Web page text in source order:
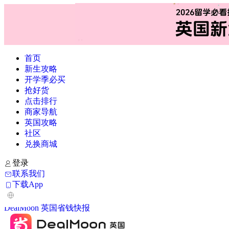
首页
新生攻略
开学季必买
抢好货
点击排行
商家导航
英国攻略
社区
兑换商城
登录
联系我们
下载App
DealMoon 英国省钱快报